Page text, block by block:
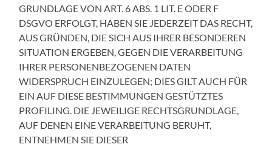
GRUNDLAGE VON ART. 6 ABS. 1 LIT. E ODER F
DSGVO ERFOLGT, HABEN SIE JEDERZEIT DAS RECHT,
AUS GRÜNDEN, DIE SICH AUS IHRER BESONDEREN
SITUATION ERGEBEN, GEGEN DIE VERARBEITUNG
IHRER PERSONENBEZOGENEN DATEN
WIDERSPRUCH EINZULEGEN; DIES GILT AUCH FÜR
EIN AUF DIESE BESTIMMUNGEN GESTÜTZTES
PROFILING. DIE JEWEILIGE RECHTSGRUNDLAGE,
AUF DENEN EINE VERARBEITUNG BERUHT,
ENTNEHMEN SIE DIESER